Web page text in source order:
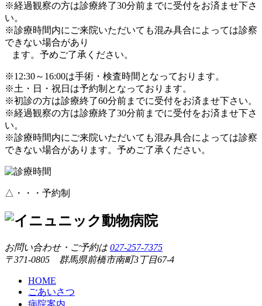
※経過観察の方は診療終了30分前までに受付をお済ませ下さ
い。
※診療時間内にご来院いただいても混み具合によっては診察
できない場合があり
ます。予めご了承ください。
※12:30～16:00は手術・検査時間となっております。
※土・日・祝日は予約制となっております。
※初診の方は診療終了60分前までに受付をお済ませ下さい。
※経過観察の方は診療終了30分前までに受付をお済ませ下さ
い。
※診療時間内にご来院いただいても混み具合によっては診察
できない場合があります。予めご了承ください。
△・・・予約制
お問い合わせ・ご予約は027-257-7375
〒371-0805 群馬県前橋市南町3丁目67-4
HOME
ごあいさつ
病院案内